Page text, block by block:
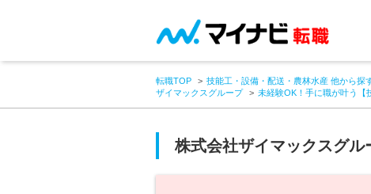
転職TOP 技能工・設備・配送・農林水産 他から探
ザイマックスグループ
未経験OK！手に職が叶う
株式会社ザイマックスグル